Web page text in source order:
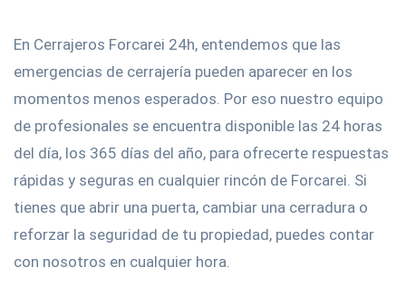
En Cerrajeros Forcarei 24h, entendemos que las
emergencias de cerrajería pueden aparecer en los
momentos menos esperados. Por eso nuestro equipo
de profesionales se encuentra disponible las 24 horas
del día, los 365 días del año, para ofrecerte respuestas
rápidas y seguras en cualquier rincón de Forcarei. Si
tienes que abrir una puerta, cambiar una cerradura o
reforzar la seguridad de tu propiedad, puedes contar
con nosotros en cualquier hora.